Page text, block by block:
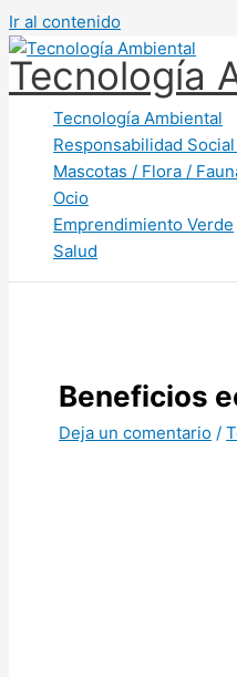
Ir al contenido
Tecnología
Tecnología Ambiental
Responsabilidad
Mascotas / Flora /
Ocio
Emprendimiento Verde
Salud
Beneficios
Deja un comentario /